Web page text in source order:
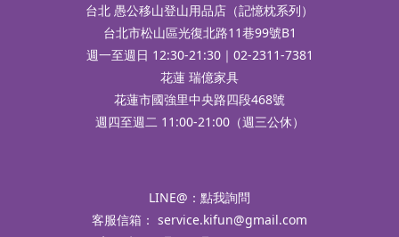
台北 愚公移山登山用品店（記憶枕系列）
台北市松山區光復北路11巷99號B1
週一至週日 12:30-21:30｜02-2311-7381
花蓮 瑞億家具
花蓮市國強里中央路四段468號
週四至週二 11:00-21:00（週三公休）
LINE@： 點我詢問
客服信箱： service.kifun@gmail.com